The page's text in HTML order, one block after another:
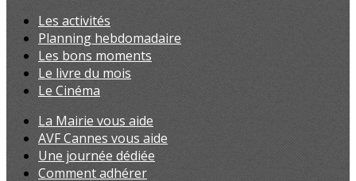
Les activités
Planning hebdomadaire
Les bons moments
Le livre du mois
Le Cinéma
La Mairie vous aide
AVF Cannes vous aide
Une journée dédiée
Comment adhérer